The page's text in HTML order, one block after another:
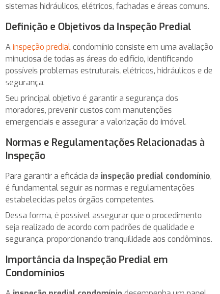
sistemas hidráulicos, elétricos, fachadas e áreas comuns.
Definição e Objetivos da Inspeção Predial
Ainspeção predialcondomínio consiste em uma avaliação
minuciosa de todas as áreas do edifício, identificando
possíveis problemas estruturais, elétricos, hidráulicos e de
segurança.
Seu principal objetivo é garantir a segurança dos
moradores, prevenir custos com manutenções
emergenciais e assegurar a valorização do imóvel.
Normas e Regulamentações Relacionadas à
Inspeção
Para garantir a eficácia da inspeção predial condomínio,
é fundamental seguir as normas e regulamentações
estabelecidas pelos órgãos competentes.
Dessa forma, é possível assegurar que o procedimento
seja realizado de acordo com padrões de qualidade e
segurança, proporcionando tranquilidade aos condôminos.
Importância da Inspeção Predial em
Condomínios